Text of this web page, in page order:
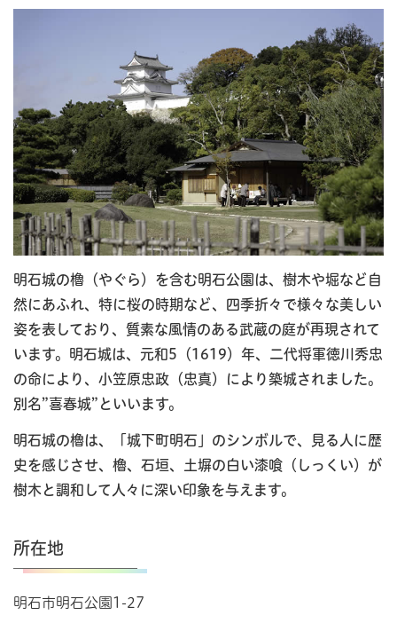
明石城の櫓（やぐら）を含む明石公園は、樹木や堀など自
然にあふれ、特に桜の時期など、四季折々で様々な美しい
姿を表しており、質素な風情のある武蔵の庭が再現されて
います。明石城は、元和5（1619）年、二代将軍徳川秀忠
の命により、小笠原忠政（忠真）により築城されました。
別名”喜春城”といいます。
明石城の櫓は、「城下町明石」のシンボルで、見る人に歴
史を感じさせ、櫓、石垣、土塀の白い漆喰（しっくい）が
樹木と調和して人々に深い印象を与えます。
所在地
明石市明石公園1-27